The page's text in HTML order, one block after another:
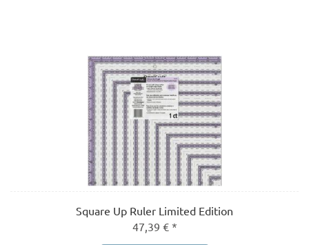
Square Up Ruler Limited Edition
47,39 € *